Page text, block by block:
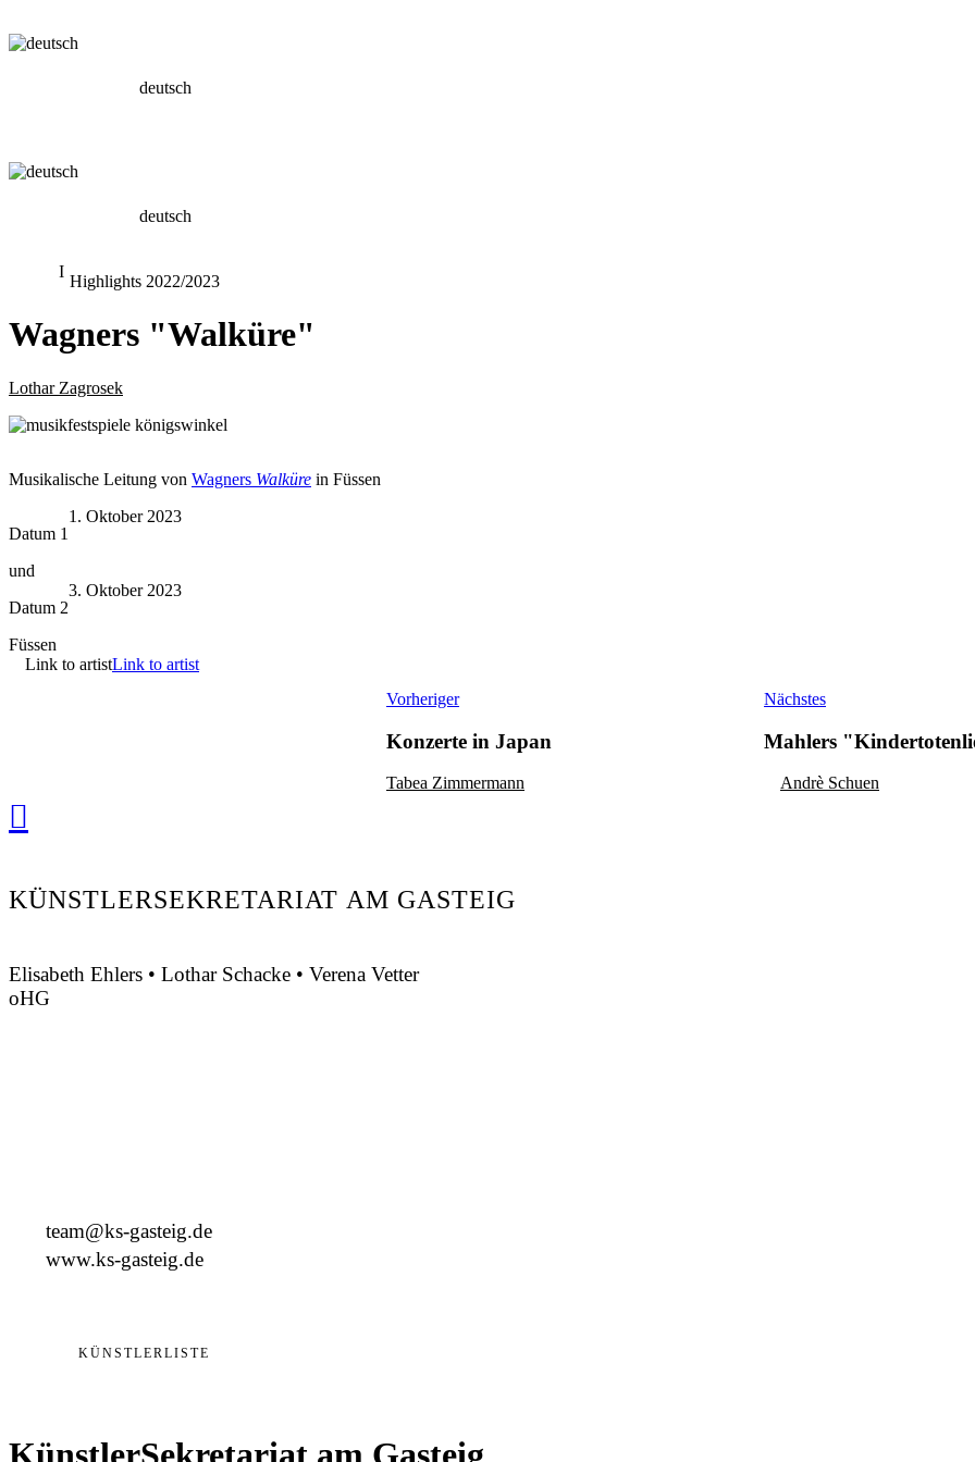
deutsch
deutsch
Highlights 2022/2023
Wagners "Walküre"
Lothar Zagrosek
Musikalische Leitung von Wagners Walküre in Füssen
Datum 1
1. Oktober 2023
und
Datum 2
3. Oktober 2023
Füssen
Link to artistLink to artist
Vorheriger
Konzerte in Japan
Tabea Zimmermann
Nächstes
Mahlers
Andrè Schuen
KÜNSTLERSEKRETARIAT AM GASTEIG
Elisabeth Ehlers • Lothar Schacke • Verena Vetter
oHG
team@ks-gasteig.de
www.ks-gasteig.de
KÜNSTLERLISTE